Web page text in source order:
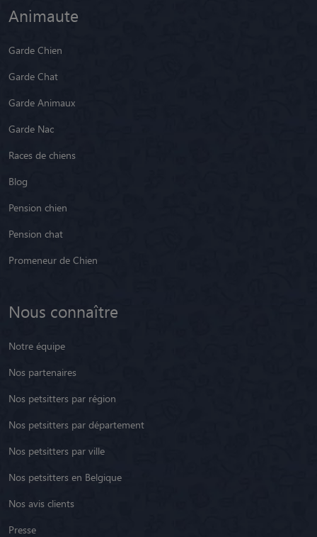
Animaute
Garde Chien
Garde Chat
Garde Animaux
Garde Nac
Races de chiens
Blog
Pension chien
Pension chat
Promeneur de Chien
Nous connaître
Notre équipe
Nos partenaires
Nos petsitters par région
Nos petsitters par département
Nos petsitters par ville
Nos petsitters en Belgique
Nos avis clients
Presse